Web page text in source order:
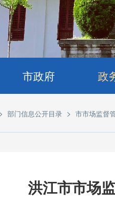
市政府 政
部门信息公开目录 > 市市场监督
洪江市市场